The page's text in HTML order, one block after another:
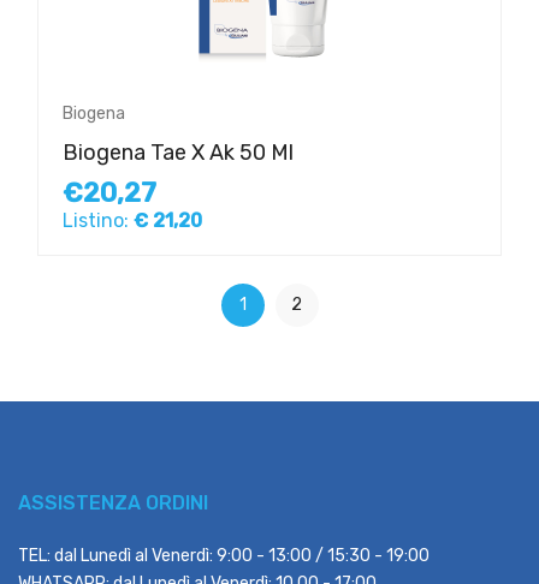
Biogena
Biogena Tae X Ak 50 Ml
€20,27
Listino: € 21,20
1 2
ASSISTENZA ORDINI
TEL: dal Lunedì al Venerdì: 9:00 - 13:00 / 15:30 - 19:00